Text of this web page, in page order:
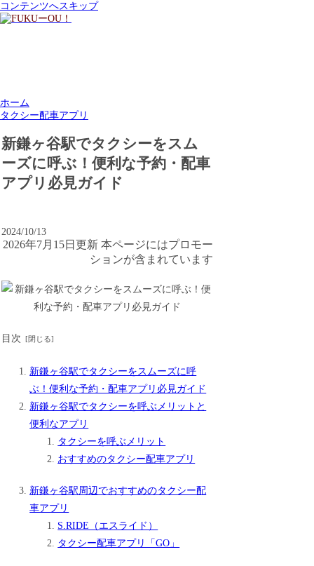
コンテンツへスキップ
ホーム
タクシー配車アプリ
新鎌ヶ谷駅でタクシーをスム
ーズに呼ぶ！便利な予約・配車
アプリ必見ガイド
2024/10/13
2026年7月15日更新 本ページにはプロモー
ションが含まれています
目次
新鎌ヶ谷駅でタクシーをスムーズに呼
ぶ！便利な予約・配車アプリ必見ガイド
新鎌ヶ谷駅でタクシーを呼ぶメリットと
便利なアプリ
タクシーを呼ぶメリット
おすすめのタクシー配車アプリ
新鎌ヶ谷駅周辺でおすすめのタクシー配
車アプリ
S.RIDE（エスライド）
タクシー配車アプリ「GO」